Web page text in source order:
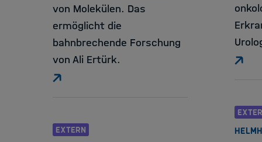
von Molekülen. Das
ermöglicht die
bahnbrechende Forschung
von Ali Ertürk.
EXTERN